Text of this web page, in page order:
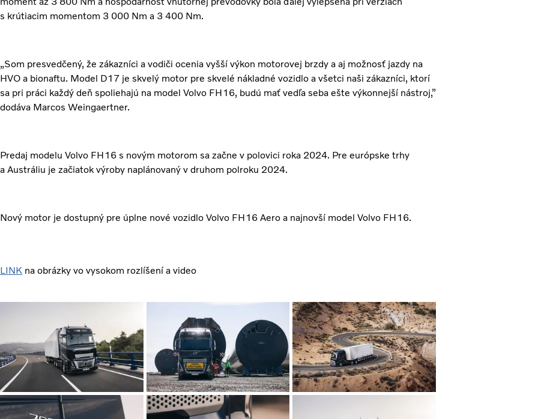
s krútiacim momentom 3 000 Nm a 3 400 Nm.
„Som presvedčený, že zákazníci a vodiči ocenia vyšší výkon motorovej brzdy a aj možnosť jazdy na
HVO a bionaftu. Model D17 je skvelý motor pre skvelé nákladné vozidlo a všetci naši zákazníci, ktorí
sa pri práci každý deň spoliehajú na model Volvo FH16, budú mať vedľa seba ešte výkonnejší nástroj,”
dodáva Marcos Weingaertner.
Predaj modelu Volvo FH16 s novým motorom sa začne v polovici roka 2024. Pre európske trhy
a Austráliu je začiatok výroby naplánovaný v druhom polroku 2024.
Nový motor je dostupný pre úplne nové vozidlo Volvo FH16 Aero a najnovší model Volvo FH16.
LINK na obrázky vo vysokom rozlíšení a video